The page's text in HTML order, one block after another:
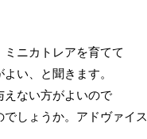
ニカトレアを育てて
い、と聞きます。
えない方がよいので
しょうか。アドヴァイス